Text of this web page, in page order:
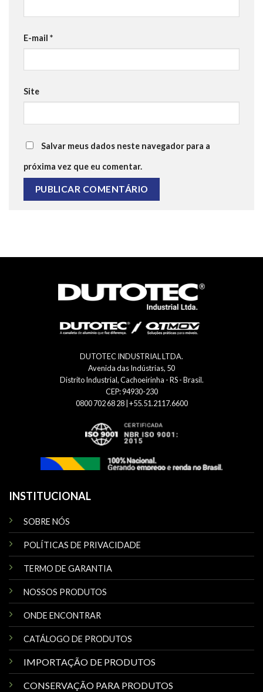
E-mail *
Site
Salvar meus dados neste navegador para a
próxima vez que eu comentar.
DUTOTEC INDUSTRIAL LTDA.
Avenida das Indústrias, 50
Distrito Industrial, Cachoeirinha - RS - Brasil.
CEP: 94930-230
0800 702 68 28 | +55.51.2117.6600
INSTITUCIONAL
SOBRE NÓS
POLÍTICAS DE PRIVACIDADE
TERMO DE GARANTIA
NOSSOS PRODUTOS
ONDE ENCONTRAR
CATÁLOGO DE PRODUTOS
IMPORTAÇÃO DE PRODUTOS
CONSERVAÇÃO PARA PRODUTOS